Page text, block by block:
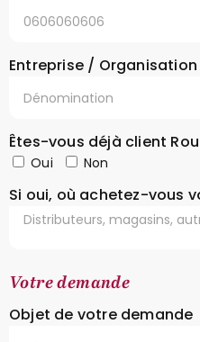
Entreprise / Organisation
Êtes-vous déjà client
Oui Non
Si oui, où achetez-vous
Votre demande
Objet de votre demande